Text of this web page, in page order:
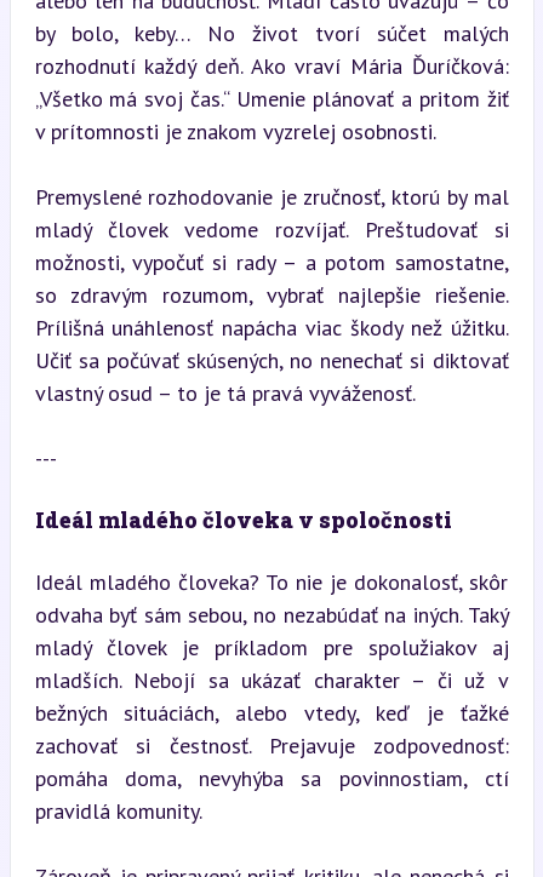
by bolo, keby… No život tvorí súčet malých
rozhodnutí každý deň. Ako vraví Mária Ďuríčková:
„Všetko má svoj čas.“ Umenie plánovať a pritom žiť
v prítomnosti je znakom vyzrelej osobnosti.
Premyslené rozhodovanie je zručnosť, ktorú by mal
mladý človek vedome rozvíjať. Preštudovať si
možnosti, vypočuť si rady – a potom samostatne,
so zdravým rozumom, vybrať najlepšie riešenie.
Prílišná unáhlenosť napácha viac škody než úžitku.
Učiť sa počúvať skúsených, no nenechať si diktovať
vlastný osud – to je tá pravá vyváženosť.
---
Ideál mladého človeka v spoločnosti
Ideál mladého človeka? To nie je dokonalosť, skôr
odvaha byť sám sebou, no nezabúdať na iných. Taký
mladý človek je príkladom pre spolužiakov aj
mladších. Nebojí sa ukázať charakter – či už v
bežných situáciách, alebo vtedy, keď je ťažké
zachovať si čestnosť. Prejavuje zodpovednosť:
pomáha doma, nevyhýba sa povinnostiam, ctí
pravidlá komunity.